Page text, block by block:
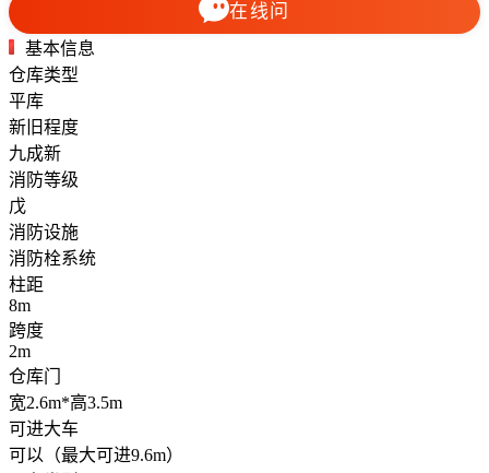
在线问
基本信息
仓库类型
平库
新旧程度
九成新
消防等级
戊
消防设施
消防栓系统
柱距
8m
跨度
2m
仓库门
宽2.6m*高3.5m
可进大车
可以（最大可进9.6m）